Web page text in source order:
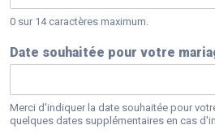
0 sur 14 caractères maximum.
Date souhaitée pour votre
Merci d'indiquer la date souhaitée pour
quelques dates supplémentaires en cas